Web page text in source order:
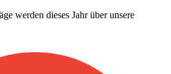
werden dieses Jahr über unsere